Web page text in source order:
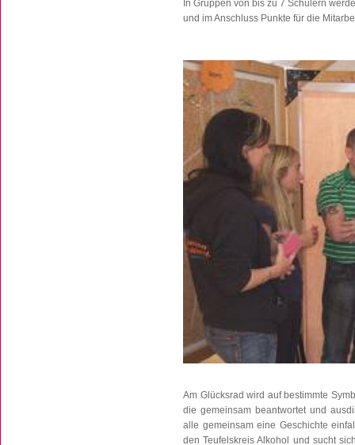
In Gruppen von bis zu 7 Schülern
und im Anschluss Punkte für die
Am Glücksrad wird auf bestimmte
die gemeinsam beantwortet und
alle gemeinsam eine Geschichte
den Teufelskreis Alkohol und sucht